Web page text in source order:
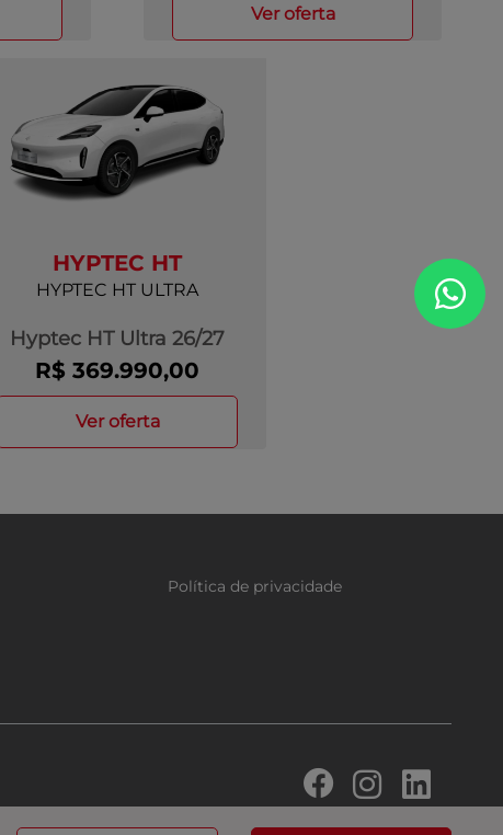
ver oferta
HYPTEC HT
HYPTEC HT ULTRA
Hyptec HT Ultra 26/27
R$ 369.990,00
ver oferta
Política de privacidade